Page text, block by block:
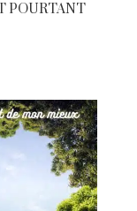
POURTANT